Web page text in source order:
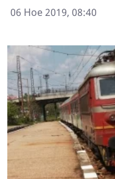
06 Ное 2019, 08:40